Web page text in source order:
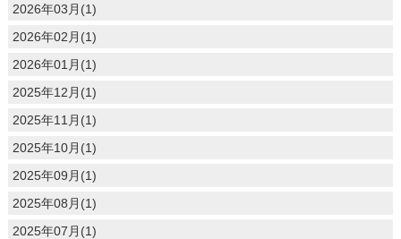
2026年03月(1)
2026年02月(1)
2026年01月(1)
2025年12月(1)
2025年11月(1)
2025年10月(1)
2025年09月(1)
2025年08月(1)
2025年07月(1)